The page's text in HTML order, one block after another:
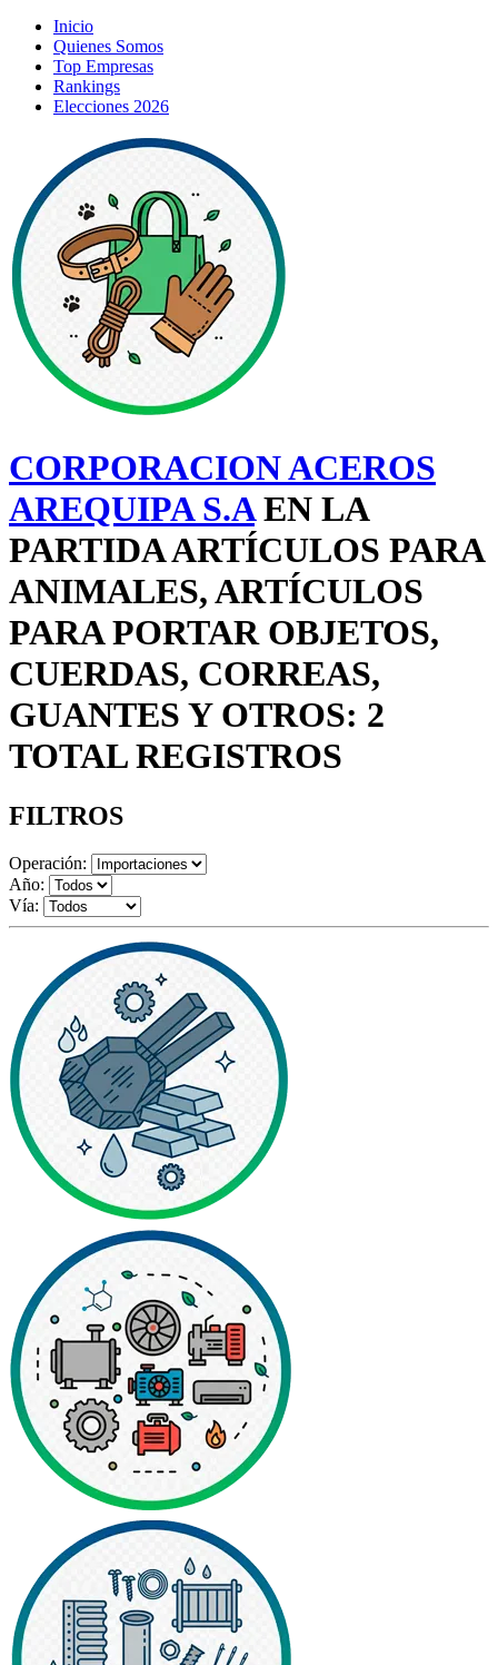
Inicio
Quienes Somos
Top Empresas
Rankings
Elecciones 2026
CORPORACION ACEROS
AREQUIPA S.AEN LA
PARTIDA ARTÍCULOS PARA
ANIMALES, ARTÍCULOS
PARA PORTAR OBJETOS,
CUERDAS, CORREAS,
GUANTES Y OTROS: 2
TOTAL REGISTROS
FILTROS
Operación:
Año:
Vía: